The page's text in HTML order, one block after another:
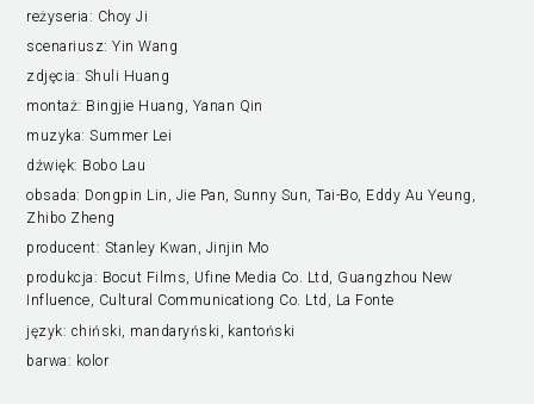
reżyseria: Choy Ji
scenariusz:Yin Wang
zdjęcia: Shuli Huang
montaż: Bingjie Huang, Yanan Qin
muzyka:Summer Lei
dźwięk: Bobo Lau
obsada: Dongpin Lin, Jie Pan, Sunny Sun, Tai-Bo, Eddy Au Yeung,
Zhibo Zheng
producent: Stanley Kwan, Jinjin Mo
produkcja: Bocut Films, Ufine Media Co. Ltd, Guangzhou New
Influence, Cultural Communicationg Co. Ltd, La Fonte
język: chiński, mandaryński, kantoński
barwa: kolor